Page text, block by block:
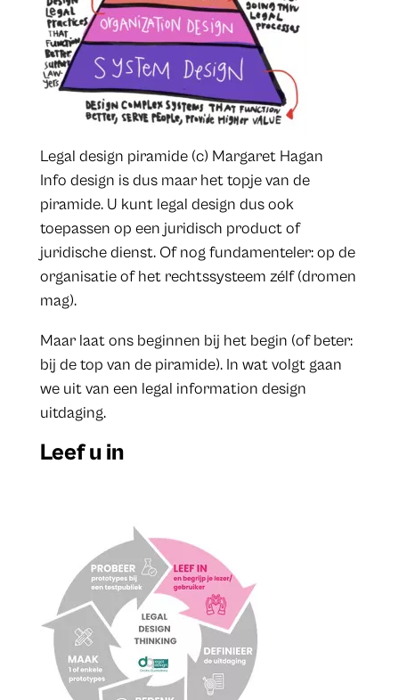
Legal design piramide (c) Margaret Hagan
Info design is dus maar het topje van de
piramide. U kunt legal design dus ook
toepassen op een juridisch product of
juridische dienst. Of nog fundamenteler: op de
organisatie of het rechtssysteem zélf (dromen
mag).
Maar laat ons beginnen bij het begin (of beter:
bij de top van de piramide). In wat volgt gaan
we uit van een legal information design
uitdaging.
Leef u in